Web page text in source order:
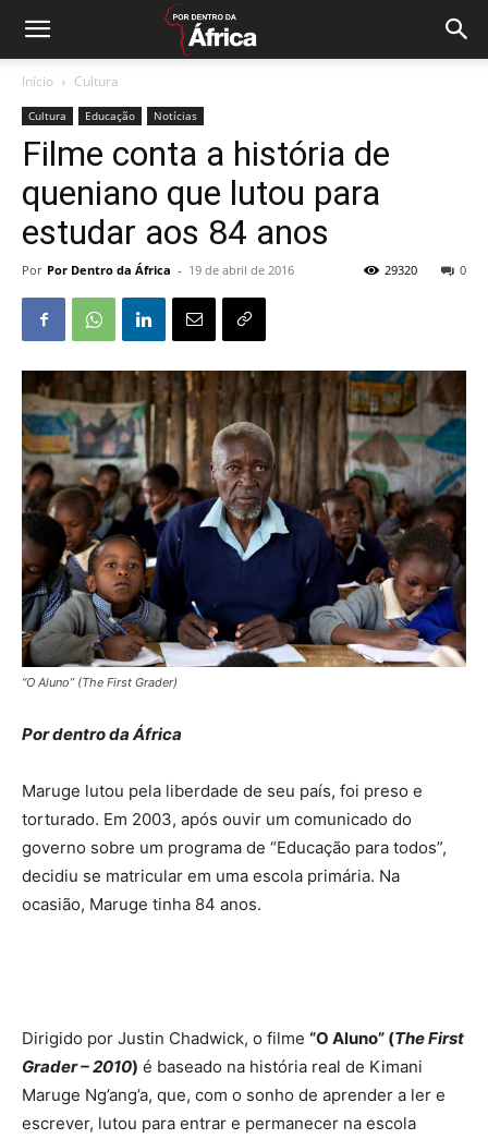
Início Cultura
Cultura Educação Notícias
Filme conta a história de
queniano que lutou para
estudar aos 84 anos
Por Por Dentro da África - 19 de abril de 2016 0
29320
“O Aluno” (The First Grader)
Por dentro da África
Maruge lutou pela liberdade de seu país, foi preso e
torturado. Em 2003, após ouvir um comunicado do
governo sobre um programa de “Educação para todos”,
decidiu se matricular em uma escola primária. Na
ocasião, Maruge tinha 84 anos.
Dirigido por Justin Chadwick, o filme “O Aluno” (The First
Grader – 2010) é baseado na história real de Kimani
Maruge Ng’ang’a, que, com o sonho de aprender a ler e
escrever, lutou para entrar e permanecer na escola